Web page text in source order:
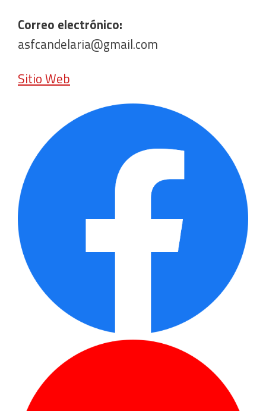
Correo electrónico:
asfcandelaria@gmail.com
Sitio Web